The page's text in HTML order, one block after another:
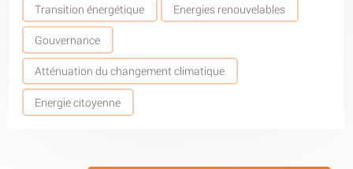
Transition énergétique Energies renouvelables
Gouvernance
Atténuation du changement climatique
Energie citoyenne